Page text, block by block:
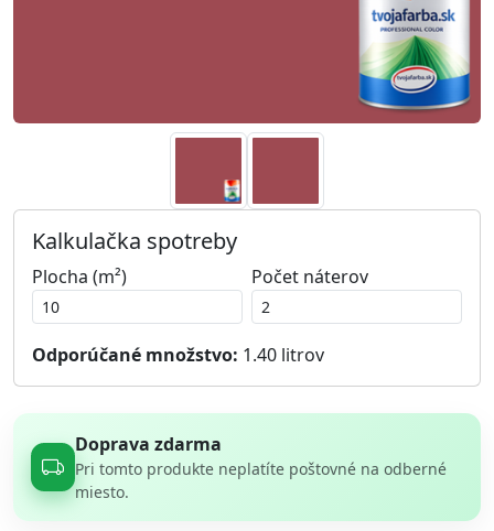
Kalkulačka spotreby
Plocha (m²) Počet náterov
Odporúčané množstvo: 1.40 litrov
Doprava zdarma
Pri tomto produkte neplatíte poštovné na odberné
miesto.